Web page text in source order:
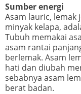
Sumber energi
Asam lauric, lemak
minyak kelapa,
Tubuh memakai
asam rantai
berlemak. Asam
hati dan diubah
sebabnya asam
berat badan.